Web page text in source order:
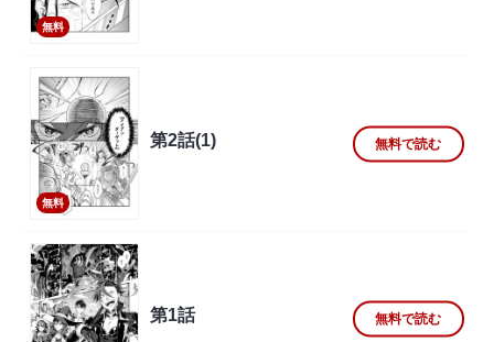
無料
無料
第2話(1) 無料で読む
第1話 無料で読む